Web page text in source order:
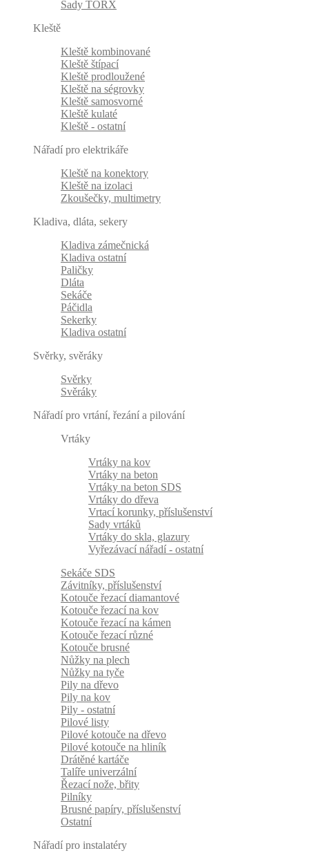
Sady TORX
Kleště
Kleště kombinované
Kleště štípací
Kleště prodloužené
Kleště na ségrovky
Kleště samosvorné
Kleště kulaté
Kleště - ostatní
Nářadí pro elektrikáře
Kleště na konektory
Kleště na izolaci
Zkoušečky, multimetry
Kladiva, dláta, sekery
Kladiva zámečnická
Kladiva ostatní
Paličky
Dláta
Sekáče
Páčidla
Sekerky
Kladiva ostatní
Svěrky, svěráky
Svěrky
Svěráky
Nářadí pro vrtání, řezání a pilování
Vrtáky
Vrtáky na kov
Vrtáky na beton
Vrtáky na beton SDS
Vrtáky do dřeva
Vrtací korunky, příslušenství
Sady vrtáků
Vrtáky do skla, glazury
Vyřezávací nářadí - ostatní
Sekáče SDS
Závitníky, příslušenství
Kotouče řezací diamantové
Kotouče řezací na kov
Kotouče řezací na kámen
Kotouče řezací různé
Kotouče brusné
Nůžky na plech
Nůžky na tyče
Pily na dřevo
Pily na kov
Pily - ostatní
Pilové listy
Pilové kotouče na dřevo
Pilové kotouče na hliník
Drátěné kartáče
Talíře univerzální
Řezací nože, břity
Pilníky
Brusné papíry, příslušenství
Ostatní
Nářadí pro instalatéry